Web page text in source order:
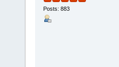
Posts: 883